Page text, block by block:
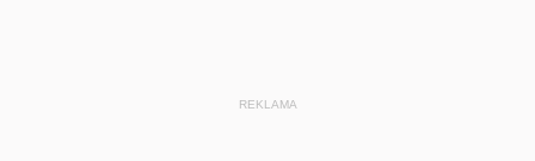
REKLAMA